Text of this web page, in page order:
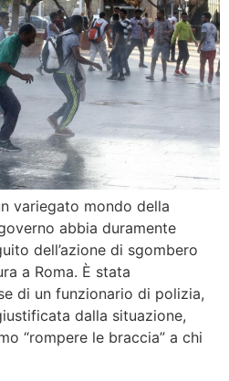
variegato mondo della
abbia duramente
dell’azione di sgombero
a Roma. È stata
di un funzionario di polizia,
dalla situazione,
“rompere le braccia” a chi